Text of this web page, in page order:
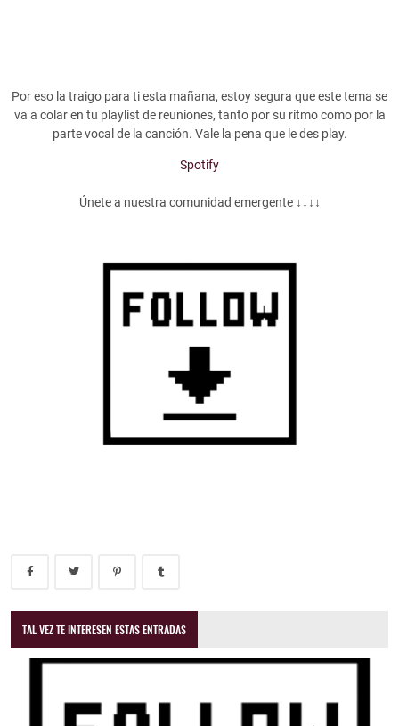
Por eso la traigo para ti esta mañana, estoy segura que este tema se
va a colar en tu playlist de reuniones, tanto por su ritmo como por la
parte vocal de la canción. Vale la pena que le des play.
Spotify
Únete a nuestra comunidad emergente ↓↓↓↓
TAL VEZ TE INTERESEN ESTAS ENTRADAS